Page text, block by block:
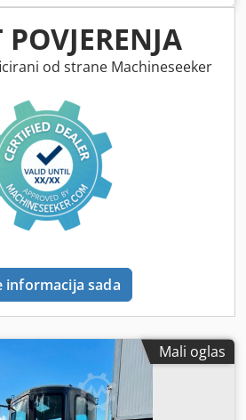
POVJERENJA
od strane Machineseeker
informacija sada
Mali oglas